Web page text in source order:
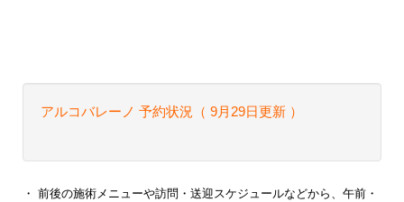
アルコバレーノ 予約状況（ 9月29日更新 ）
・ 前後の施術メニューや訪問・送迎スケジュールなどから、午前・